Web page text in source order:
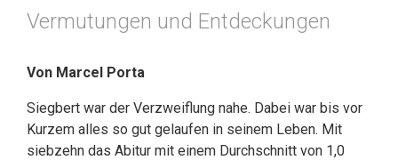
Vermutungen und Entdeckungen
Von Marcel Porta
Siegbert war der Verzweiflung nahe. Dabei war bis vor
Kurzem alles so gut gelaufen in seinem Leben. Mit
siebzehn das Abitur mit einem Durchschnitt von 1,0